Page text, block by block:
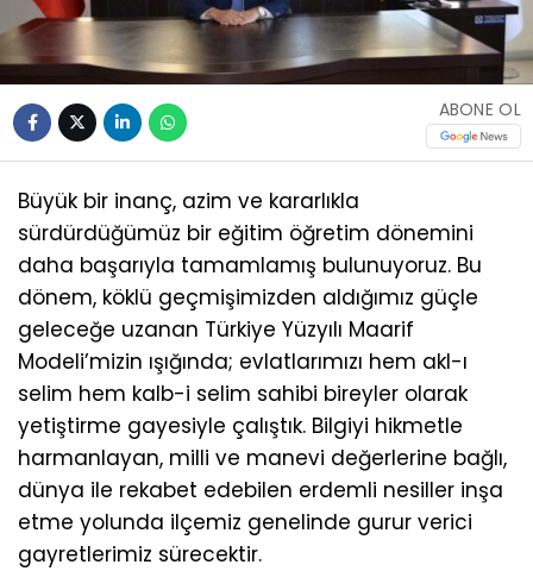
ABONE OL
Büyük bir inanç, azim ve kararlıkla
sürdürdüğümüz bir eğitim öğretim dönemini
daha başarıyla tamamlamış bulunuyoruz. Bu
dönem, köklü geçmişimizden aldığımız güçle
geleceğe uzanan Türkiye Yüzyılı Maarif
Modeli’mizin ışığında; evlatlarımızı hem akl-ı
selim hem kalb-i selim sahibi bireyler olarak
yetiştirme gayesiyle çalıştık. Bilgiyi hikmetle
harmanlayan, milli ve manevi değerlerine bağlı,
dünya ile rekabet edebilen erdemli nesiller inşa
etme yolunda ilçemiz genelinde gurur verici
gayretlerimiz sürecektir.